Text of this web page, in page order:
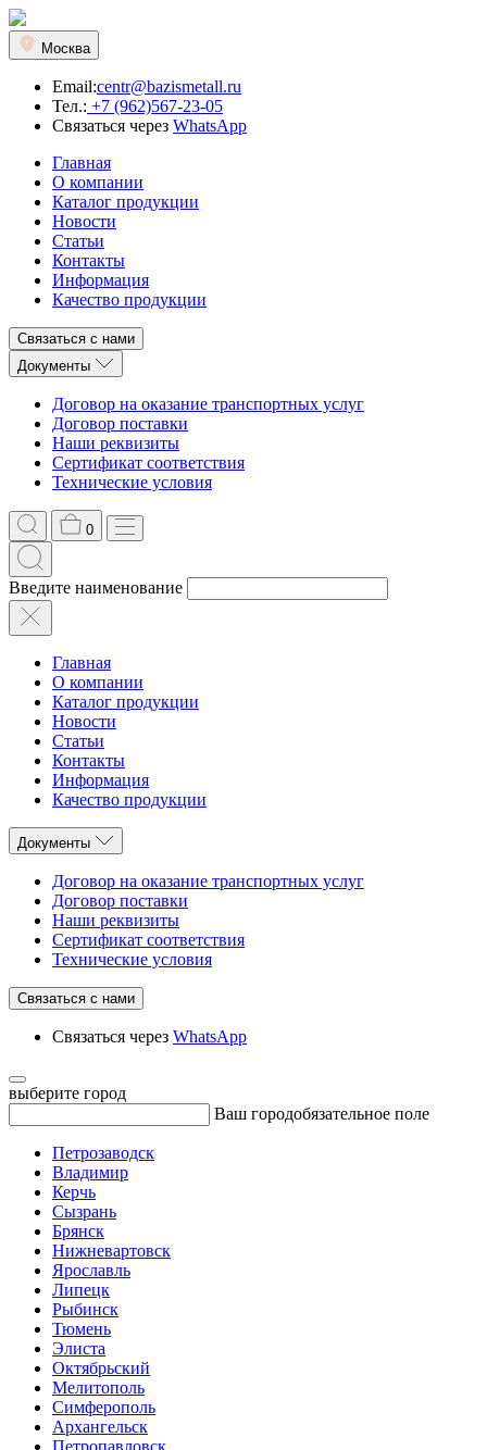
Москва
Email:centr@bazismetall.ru
Тел.: +7 (962)567-23-05
Связаться через WhatsApp
Главная
О компании
Каталог продукции
Новости
Статьи
Контакты
Информация
Качество продукции
Связаться с нами
Документы
Договор на оказание транспортных услуг
Договор поставки
Наши реквизиты
Сертификат соответствия
Технические условия
0
Введите наименование
Главная
О компании
Каталог продукции
Новости
Статьи
Контакты
Информация
Качество продукции
Документы
Договор на оказание транспортных услуг
Договор поставки
Наши реквизиты
Сертификат соответствия
Технические условия
Связаться с нами
Связаться через WhatsApp
выберите город
Ваш городобязательное поле
Петрозаводск
Владимир
Керчь
Сызрань
Брянск
Нижневартовск
Ярославль
Липецк
Рыбинск
Тюмень
Элиста
Октябрьский
Мелитополь
Симферополь
Архангельск
Петропавловск